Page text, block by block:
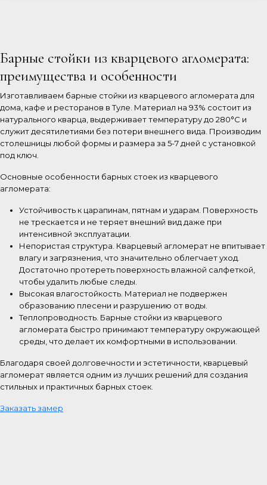
Барные стойки из кварцевого агломерата:
преимущества и особенности
Изготавливаем барные стойки из кварцевого агломерата для
дома, кафе и ресторанов в Туле. Материал на 93% состоит из
натурального кварца, выдерживает температуру до 280°C и
служит десятилетиями без потери внешнего вида. Производим
столешницы любой формы и размера за 5-7 дней с установкой
под ключ.
Основные особенности барных стоек из кварцевого
агломерата:
Устойчивость к царапинам, пятнам и ударам. Поверхность
не трескается и не теряет внешний вид даже при
интенсивной эксплуатации.
Непористая структура. Кварцевый агломерат не впитывает
влагу и загрязнения, что значительно облегчает уход.
Достаточно протереть поверхность влажной салфеткой,
чтобы удалить любые следы.
Высокая влагостойкость. Материал не подвержен
образованию плесени и разрушению от воды.
Теплопроводность. Барные стойки из кварцевого
агломерата быстро принимают температуру окружающей
среды, что делает их комфортными в использовании.
Благодаря своей долговечности и эстетичности, кварцевый
агломерат является одним из лучших решений для создания
стильных и практичных барных стоек.
Заказать замер